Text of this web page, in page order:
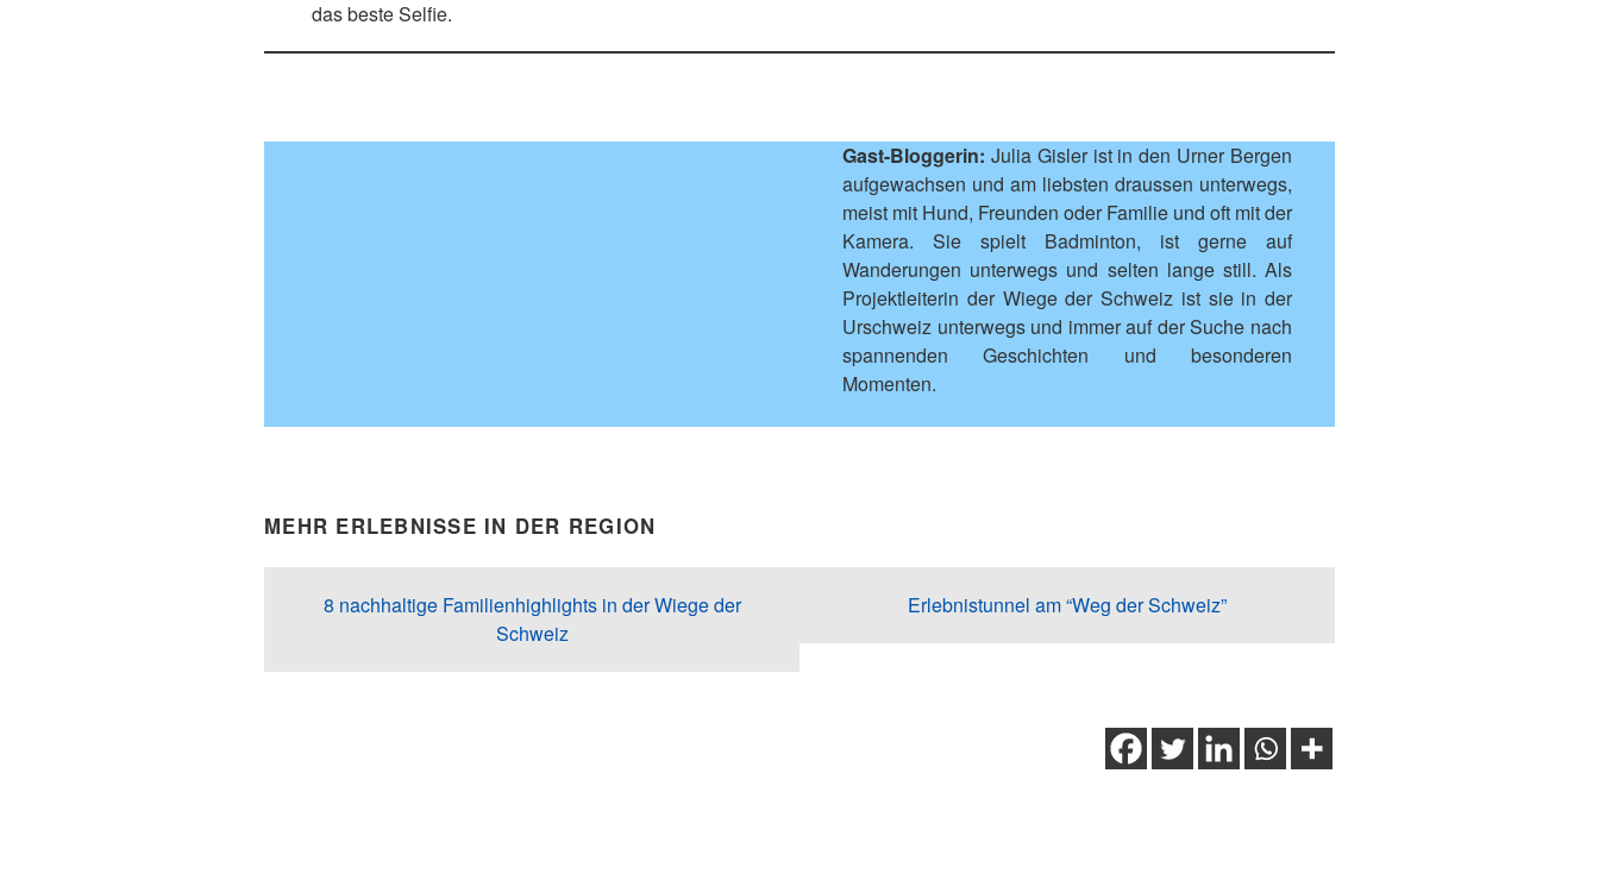
das beste Selfie.
Gast-Bloggerin: Julia Gisler ist in den Urner Bergen
aufgewachsen und am liebsten draussen unterwegs,
meist mit Hund, Freunden oder Familie und oft mit der
Kamera. Sie spielt Badminton, ist gerne auf
Wanderungen unterwegs und selten lange still. Als
Projektleiterin der Wiege der Schweiz ist sie in der
Urschweiz unterwegs und immer auf der Suche nach
spannenden Geschichten und besonderen
Momenten.
MEHR ERLEBNISSE IN DER REGION
8 nachhaltige Familienhighlights in der Wiege der
Schweiz
Erlebnistunnel am “Weg der Schweiz”